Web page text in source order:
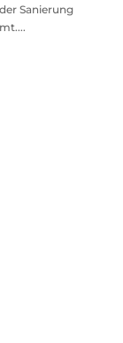
Sanierung